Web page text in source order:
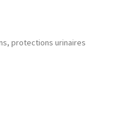
protections urinaires